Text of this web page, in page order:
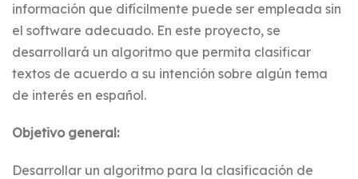
información que difícilmente puede ser empleada sin
el software adecuado. En este proyecto, se
desarrollará un algoritmo que permita clasificar
textos de acuerdo a su intención sobre algún tema
de interés en español.
Objetivo general:
Desarrollar un algoritmo para la clasificación de